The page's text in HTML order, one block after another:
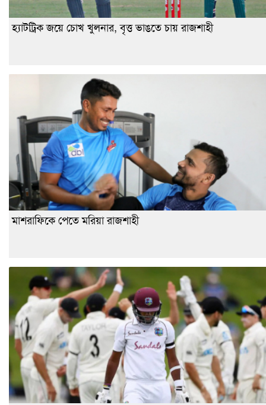
হ্যাটট্রিক জয়ে চোখ খুলনার, বৃত্ত ভাঙতে চায় রাজশাহী
মাশরাফিকে পেতে মরিয়া রাজশাহী